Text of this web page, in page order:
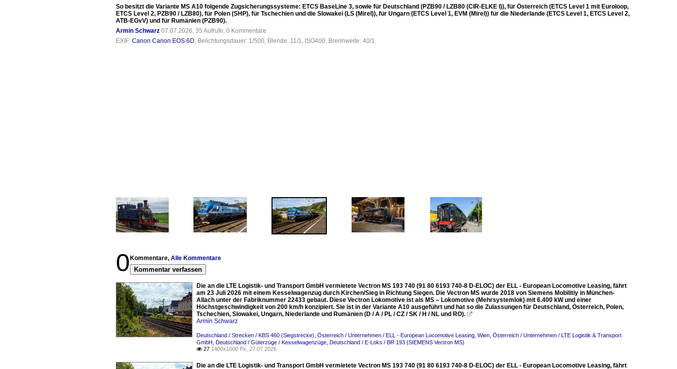
So besitzt die Variante MS A10 folgende Zugsicherungssysteme: ETCS BaseLine 3, sowie für Deutschland (PZB90 / LZB80 (CIR-ELKE I)), für Österreich (ETCS Level 1 mit Euroloop,
ETCS Level 2, PZB90 / LZB80), für Polen (SHP), für Tschechien und die Slowakei (LS (Mirel)), für Ungarn (ETCS Level 1, EVM (Mirel)) für die Niederlande (ETCS Level 1, ETCS Level 2,
ATB-EGvV) und für Rumänien (PZB90).
Armin Schwarz 07.07.2026, 35 Aufrufe, 0 Kommentare
EXIF: Canon Canon EOS 6D, Belichtungsdauer: 1/500, Blende: 11/1, ISO400, Brennweite: 40/1
0 Kommentare, Alle Kommentare
Kommentar verfassen
Die an die LTE Logistik- und Transport GmbH vermietete Vectron MS 193 740 (91 80 6193 740-8 D-ELOC) der ELL - European Locomotive Leasing, fährt
am 23 Juli 2026 mit einem Kesselwagenzug durch Kirchen/Sieg in Richtung Siegen. Die Vectron MS wurde 2018 von Siemens Mobilitiy in München-
Allach unter der Fabriknummer 22433 gebaut. Diese Vectron Lokomotive ist als MS – Lokomotive (Mehrsystemlok) mit 6.400 kW und einer
Höchstgeschwindigkeit von 200 km/h konzipiert. Sie ist in der Variante A10 ausgeführt und hat so die Zulassungen für Deutschland, Österreich, Polen,
Tschechien, Slowakei, Ungarn, Niederlande und Rumänien (D / A / PL / CZ / SK / H / NL und RO). 
Armin Schwarz
Deutschland / Strecken / KBS 460 (Siegstrecke) Österreich / Unternehmen / ELL - European Locomotive Leasing, Wien Österreich / Unternehmen / LTE Logistik & Transport
GmbH Deutschland / Güterzüge / Kesselwagenzüge Deutschland / E-Loks / BR 193 (SIEMENS Vectron MS)
 27 1400x1000 Px, 27.07.2026
Die an die LTE Logistik- und Transport GmbH vermietete Vectron MS 193 740 (91 80 6193 740-8 D-ELOC) der ELL - European Locomotive Leasing, fährt